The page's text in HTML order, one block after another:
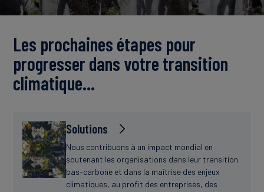
Les prochaines étapes pour
progresser dans votre transition
climatique…
Solutions
Nous contribuons à un impact mondial en
soutenant les organisations dans leur transition
bas-carbone et dans la maîtrise des enjeux
climatiques, au profit des entreprises, des